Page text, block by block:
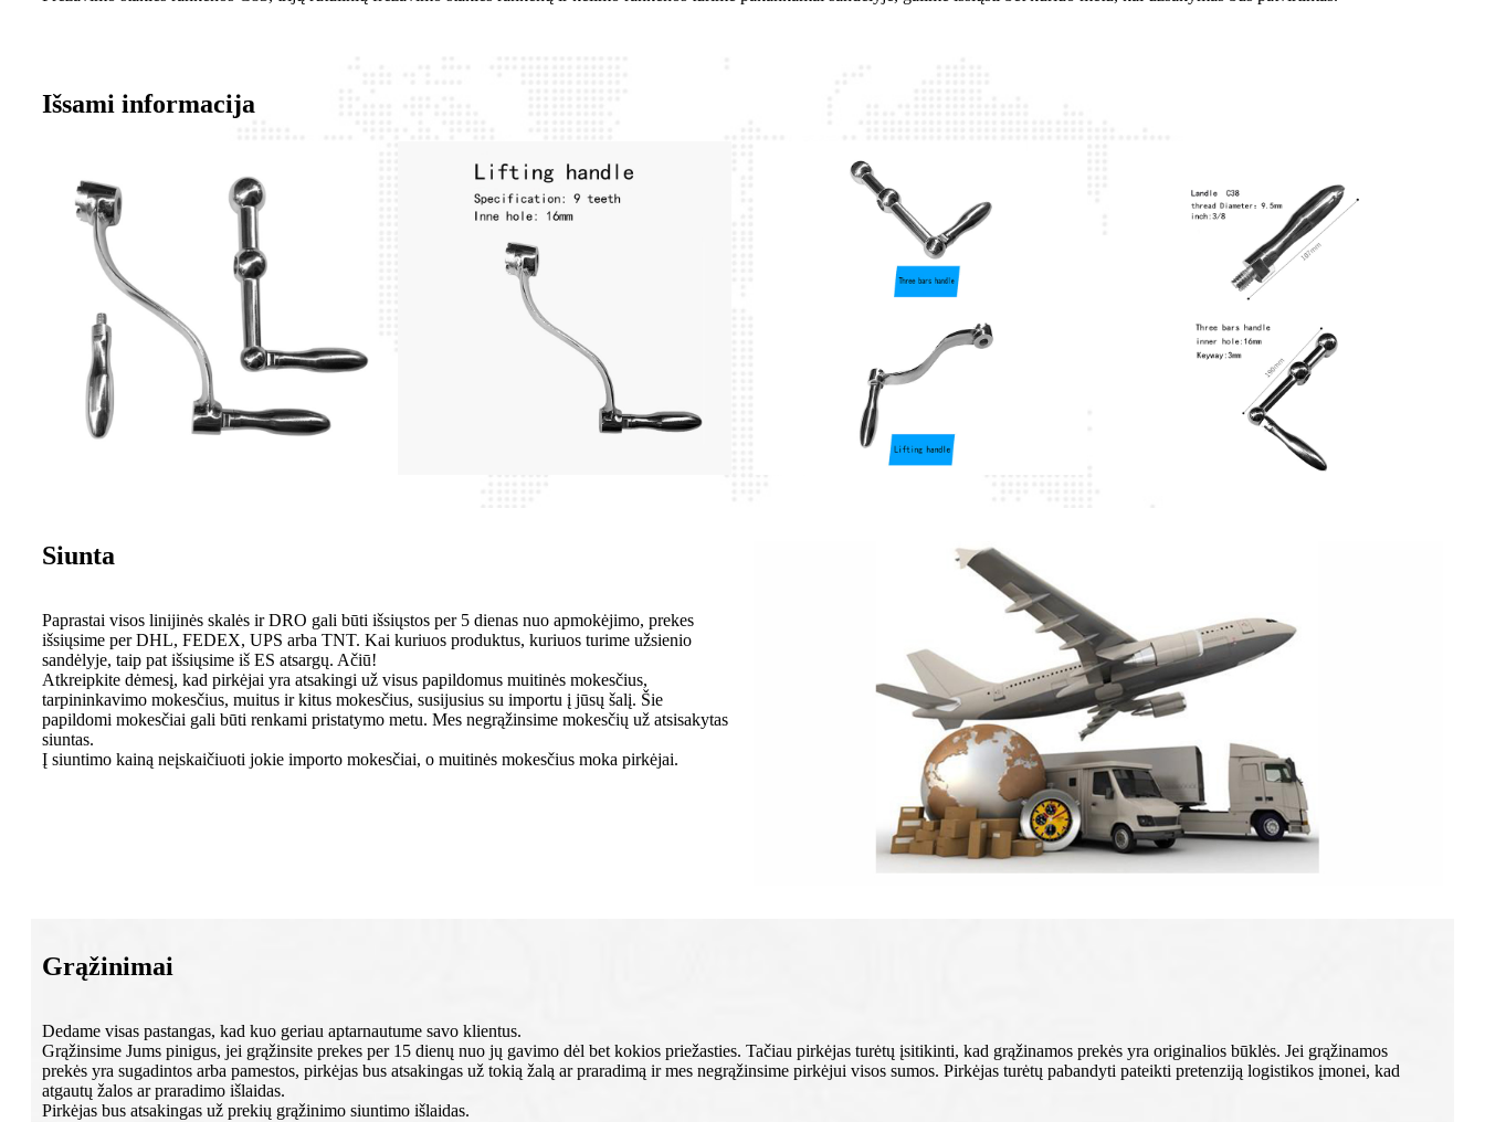
Išsami informacija
Siunta
Paprastai visos linijinės skalės ir DRO gali būti išsiųstos per 5 dienas nuo apmokėjimo, prekes
išsiųsime per DHL, FEDEX, UPS arba TNT. Kai kuriuos produktus, kuriuos turime užsienio
sandėlyje, taip pat išsiųsime iš ES atsargų. Ačiū!
Atkreipkite dėmesį, kad pirkėjai yra atsakingi už visus papildomus muitinės mokesčius,
tarpininkavimo mokesčius, muitus ir kitus mokesčius, susijusius su importu į jūsų šalį. Šie
papildomi mokesčiai gali būti renkami pristatymo metu. Mes negrąžinsime mokesčių už atsisakytas
siuntas.
Į siuntimo kainą neįskaičiuoti jokie importo mokesčiai, o muitinės mokesčius moka pirkėjai.
Grąžinimai
Dedame visas pastangas, kad kuo geriau aptarnautume savo klientus.
Grąžinsime Jums pinigus, jei grąžinsite prekes per 15 dienų nuo jų gavimo dėl bet kokios priežasties. Tačiau pirkėjas turėtų įsitikinti, kad grąžinamos prekės yra originalios būklės. Jei grąžinamos
prekės yra sugadintos arba pamestos, pirkėjas bus atsakingas už tokią žalą ar praradimą ir mes negrąžinsime pirkėjui visos sumos. Pirkėjas turėtų pabandyti pateikti pretenziją logistikos įmonei, kad
atgautų žalos ar praradimo išlaidas.
Pirkėjas bus atsakingas už prekių grąžinimo siuntimo išlaidas.